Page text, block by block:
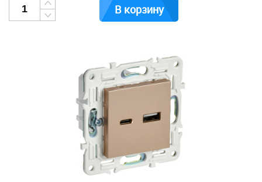
В корзину